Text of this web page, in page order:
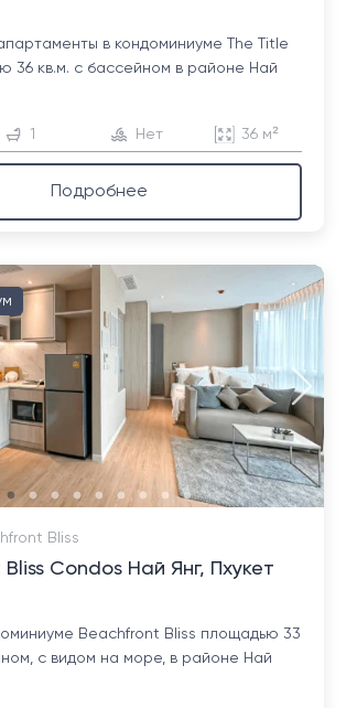
в кондоминиуме The Title
36 кв.м. с бассейном в районе Най
1 Нет 36 м²
Подробнее
Bliss
Condos Най Янг, Пхукет
Beachfront Bliss площадью 33
с видом на море, в районе Най